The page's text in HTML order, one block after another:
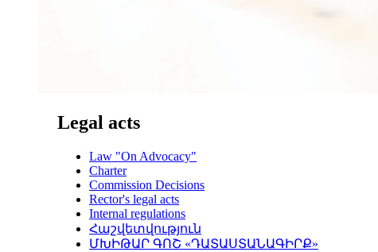
Legal acts
Law "On Advocacy"
Charter
Commission Decisions
Rector's legal acts
Internal regulations
Հաշվետվություն
ՄԽԻԹԱՐ ԳՈՇ «ԴԱՏԱՍՏԱՆԱԳԻՐՔ»